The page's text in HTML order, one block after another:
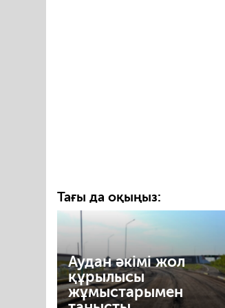
Тағы да оқыңыз:
Аудан әкімі жол
құрылысы
жұмыстарымен